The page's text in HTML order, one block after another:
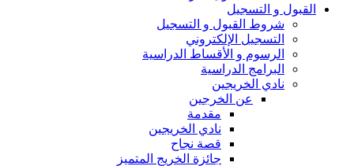
القبول و التسجيل
شروط القبول و التسجيل
التسجيل الإلكتروني
الرسوم و الأقساط الدراسية
البرامج الدراسية
نادي الخريجين
عن الخرجين
مقدمة
نادي الخريجين
قصة نجاح
جائزة الخريج المتميز